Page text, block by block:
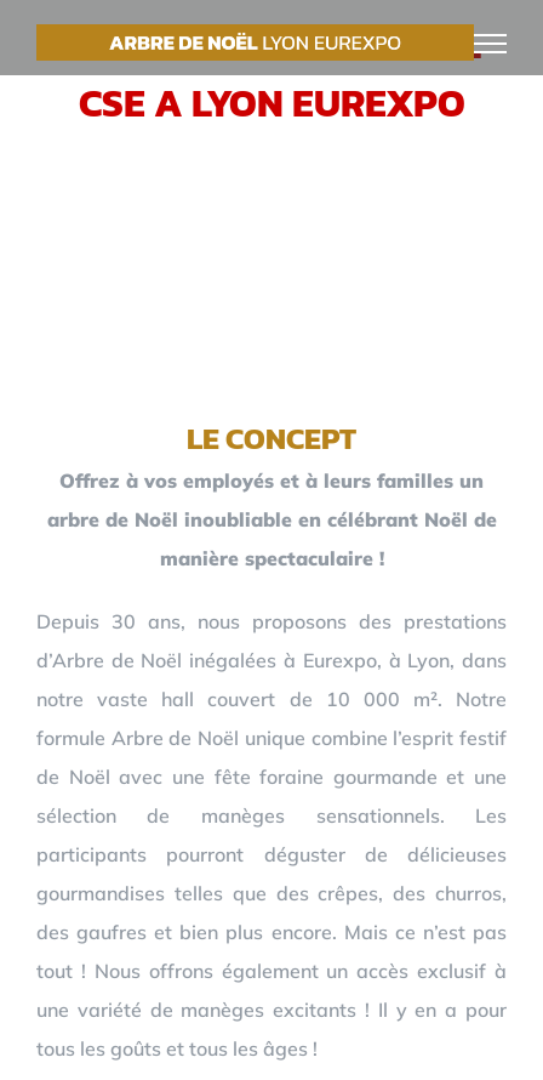
PasserVOTRE ARBRE DE NOËL
CSE A LYON EUREXPO
LE CONCEPT
Offrez à vos employés et à leurs familles un
arbre de Noël inoubliable en célébrant Noël de
manière spectaculaire !
Depuis 30 ans, nous proposons des prestations
d’Arbre de Noël inégalées à Eurexpo, à Lyon, dans
notre vaste hall couvert de 10 000 m². Notre
formule Arbre de Noël unique combine l’esprit festif
de Noël avec une fête foraine gourmande et une
sélection de manèges sensationnels. Les
participants pourront déguster de délicieuses
gourmandises telles que des crêpes, des churros,
des gaufres et bien plus encore. Mais ce n’est pas
tout ! Nous offrons également un accès exclusif à
une variété de manèges excitants ! Il y en a pour
tous les goûts et tous les âges !